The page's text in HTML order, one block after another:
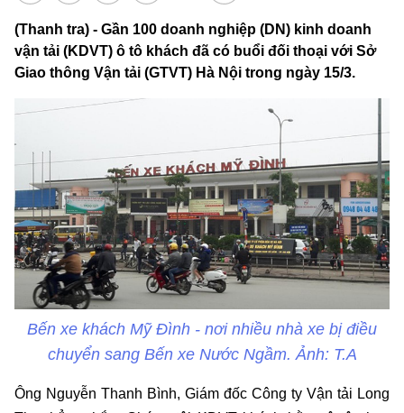
(Thanh tra) - Gần 100 doanh nghiệp (DN) kinh doanh
vận tải (KDVT) ô tô khách đã có buổi đối thoại với Sở
Giao thông Vận tải (GTVT) Hà Nội trong ngày 15/3.
Bến xe khách Mỹ Đình - nơi nhiều nhà xe bị điều
chuyển sang Bến xe Nước Ngầm. Ảnh: T.A
Ông Nguyễn Thanh Bình, Giám đốc Công ty Vận tải Long